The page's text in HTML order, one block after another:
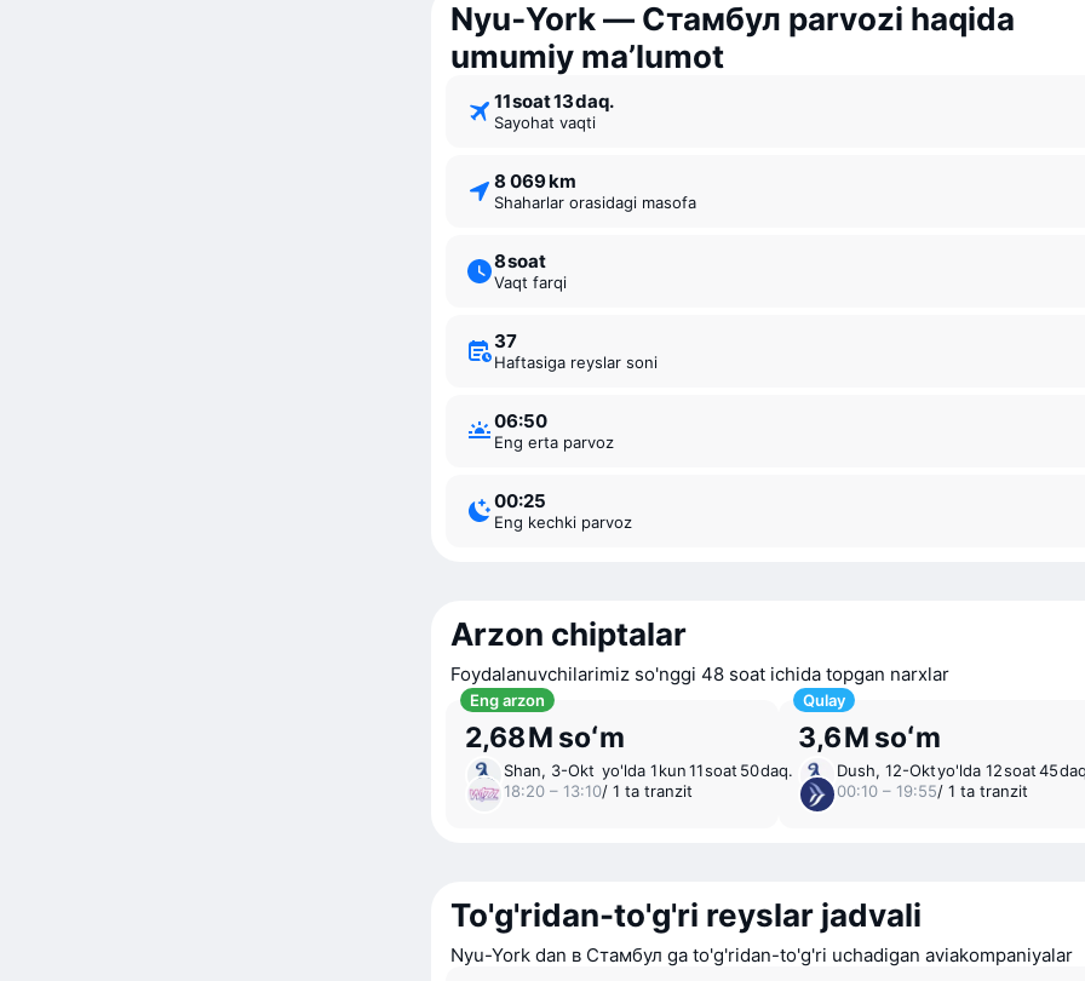
Nyu‑York — Стамбул parvozi haqida
umumiy ma’lumot
11 ⁠soat 13 ⁠daq.
Sayohat vaqti
8 069 km
Shaharlar orasidagi masofa
8 ⁠soat
Vaqt farqi
37
Haftasiga reyslar soni
06:50
Eng erta parvoz
00:25
Eng kechki parvoz
Arzon chiptalar
Foydalanuvchilarimiz so'nggi 48 soat ichida topgan narxlar
Eng arzon
2,68 M soʻm
Shan, 3-Okt
18:20 – 13:10
yo'lda 1 ⁠kun 11 ⁠soat 50 ⁠daq.
/ 1 ta tranzit
Qulay
3,6 M soʻm
Dush, 12-Okt
00:10 – 19:55
yo'lda 12 ⁠soat 45
/ 1 ta tranzit
To'g'ridan-to'g'ri reyslar jadvali
Nyu-York dan в Стамбул ga to'g'ridan-to'g'ri uchadigan aviakompaniyalar